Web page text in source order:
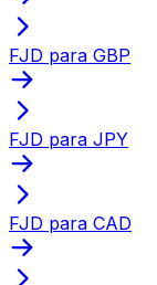
FJD para GBP
FJD para JPY
FJD para CAD